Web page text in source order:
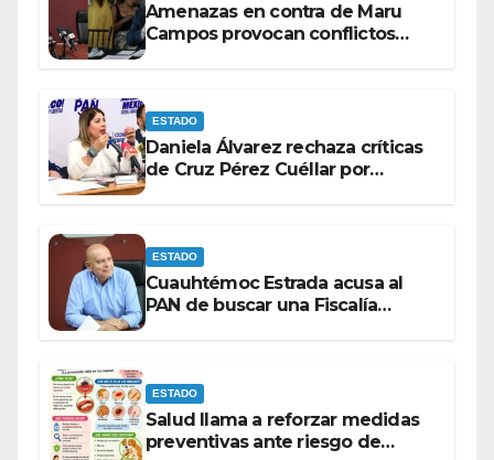
Amenazas en contra de Maru
Campos provocan conflictos
ESTADO
Daniela Álvarez rechaza críticas
de Cruz Pérez Cuéllar por
ESTADO
Cuauhtémoc Estrada acusa al
PAN de buscar una Fiscalía
ESTADO
Salud llama a reforzar medidas
preventivas ante riesgo de